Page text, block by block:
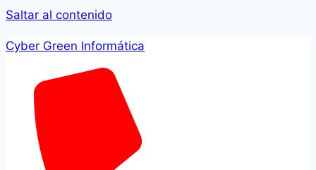
Saltar al contenido
Cyber Green Informática